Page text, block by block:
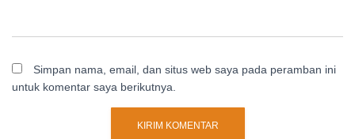
Simpan nama, email, dan situs web saya pada peramban ini
untuk komentar saya berikutnya.